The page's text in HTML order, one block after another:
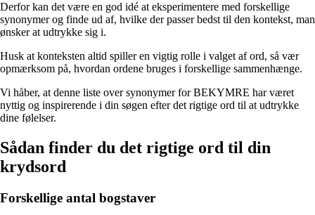
Derfor kan det være en god idé at eksperimentere med forskellige
synonymer og finde ud af, hvilke der passer bedst til den kontekst, man
ønsker at udtrykke sig i.
Husk at konteksten altid spiller en vigtig rolle i valget af ord, så vær
opmærksom på, hvordan ordene bruges i forskellige sammenhænge.
Vi håber, at denne liste over synonymer for BEKYMRE har været
nyttig og inspirerende i din søgen efter det rigtige ord til at udtrykke
dine følelser.
Sådan finder du det rigtige ord til din
krydsord
Forskellige antal bogstaver